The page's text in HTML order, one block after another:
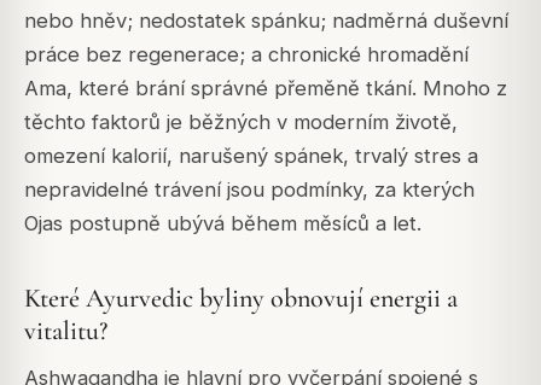
nebo hněv; nedostatek spánku; nadměrná duševní
práce bez regenerace; a chronické hromadění
Ama, které brání správné přeměně tkání. Mnoho z
těchto faktorů je běžných v moderním životě,
omezení kalorií, narušený spánek, trvalý stres a
nepravidelné trávení jsou podmínky, za kterých
Ojas postupně ubývá během měsíců a let.
Které Ayurvedic byliny obnovují energii a
vitalitu?
Ashwagandha je hlavní pro vyčerpání spojené s